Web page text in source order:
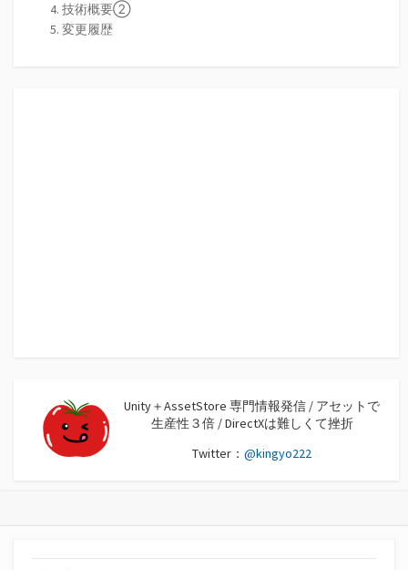
技術概要②
変更履歴
Unity＋AssetStore 専門情報発信 / アセットで
生産性３倍 / DirectXは難しくて挫折
Twitter： @kingyo222